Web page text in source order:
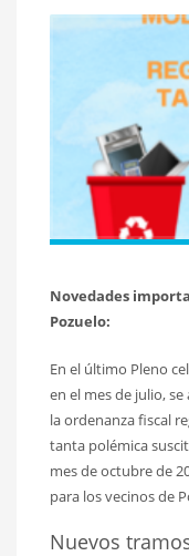
Novedades
Pozuelo:
En el último Pleno
en el mes de julio,
la ordenanza fiscal
tanta polémica
mes de octubre de
para los vecinos de
Nuevos